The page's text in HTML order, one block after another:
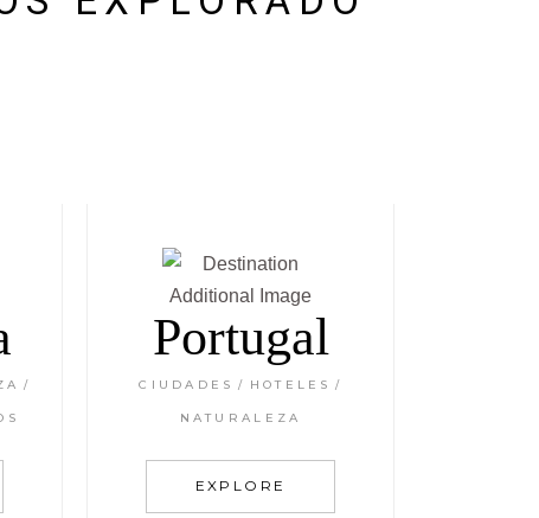
Portugal
CIUDADES HOTELES
NATURALEZA
EXPLORE